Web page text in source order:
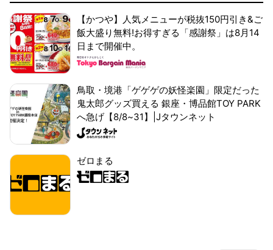
【かつや】人気メニューが税抜150円引き&ご
飯大盛り無料!お得すぎる「感謝祭」は8月14
日まで開催中。
鳥取・境港「ゲゲゲの妖怪楽園」限定だった
鬼太郎グッズ買える 銀座・博品館TOY PARK
へ急げ【8/8~31】|Jタウンネット
ゼロまる